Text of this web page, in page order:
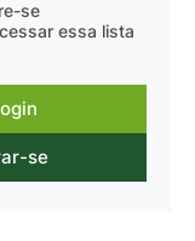
se
essa lista
se